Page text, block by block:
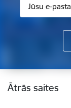
Kājene
Ātrās saites